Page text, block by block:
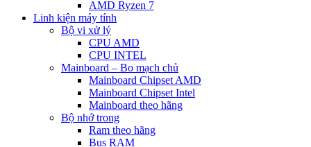
AMD Ryzen 7
Linh kiện máy tính
Bộ vi xử lý
CPU AMD
CPU INTEL
Mainboard – Bo mạch chủ
Mainboard Chipset AMD
Mainboard Chipset Intel
Mainboard theo hãng
Bộ nhớ trong
Ram theo hãng
Bus RAM